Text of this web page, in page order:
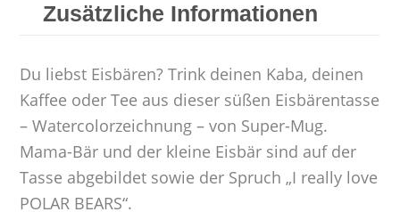
Zusätzliche Informationen
Du liebst Eisbären? Trink deinen Kaba, deinen
Kaffee oder Tee aus dieser süßen Eisbärentasse
– Watercolorzeichnung – von Super-Mug.
Mama-Bär und der kleine Eisbär sind auf der
Tasse abgebildet sowie der Spruch „I really love
POLAR BEARS“.